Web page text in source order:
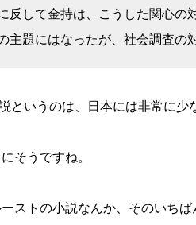
反して金持は、こうした関心の
主題にはなったが、社会調査の
というのは、日本には非常に少
そうですね。
ストの小説なんか、そのいち